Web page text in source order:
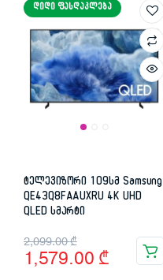
899.00 ₾.
549.00 ₾.
ᲓᲘᲓᲘ ᲤᲐᲡᲓᲐᲙᲚᲔᲑᲐ
ტელევიზორი 109სმ Samsung
QE43Q8FAAUXRU 4K UHD
QLED სმარტი
2,099.00₾
Original
price
1,579.00 ₾
Current
price